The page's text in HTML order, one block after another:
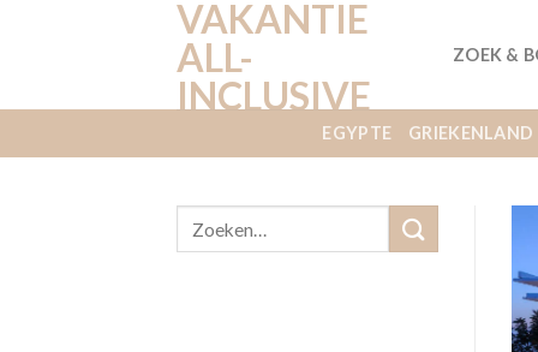
VAKANTIE
ALL-
INCLUSIVE
ZOEK &
EGYPTE GRIEKENLAND